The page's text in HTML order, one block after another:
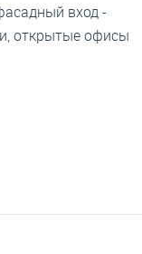
вход -
открытые офисы